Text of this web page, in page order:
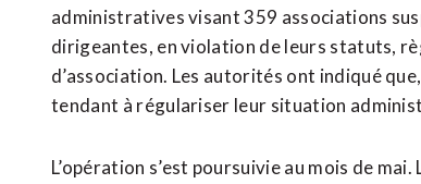
administratives visant 359 associations
dirigeantes, en violation de leurs statuts,
d’association. Les autorités ont indiqué
tendant à régulariser leur situation
L’opération s’est poursuivie au mois de